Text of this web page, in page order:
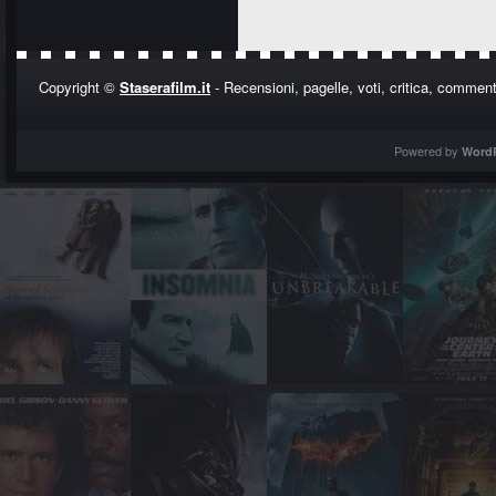
Copyright © Staserafilm.it - Recensioni, pagelle, voti, critica,
Powered by